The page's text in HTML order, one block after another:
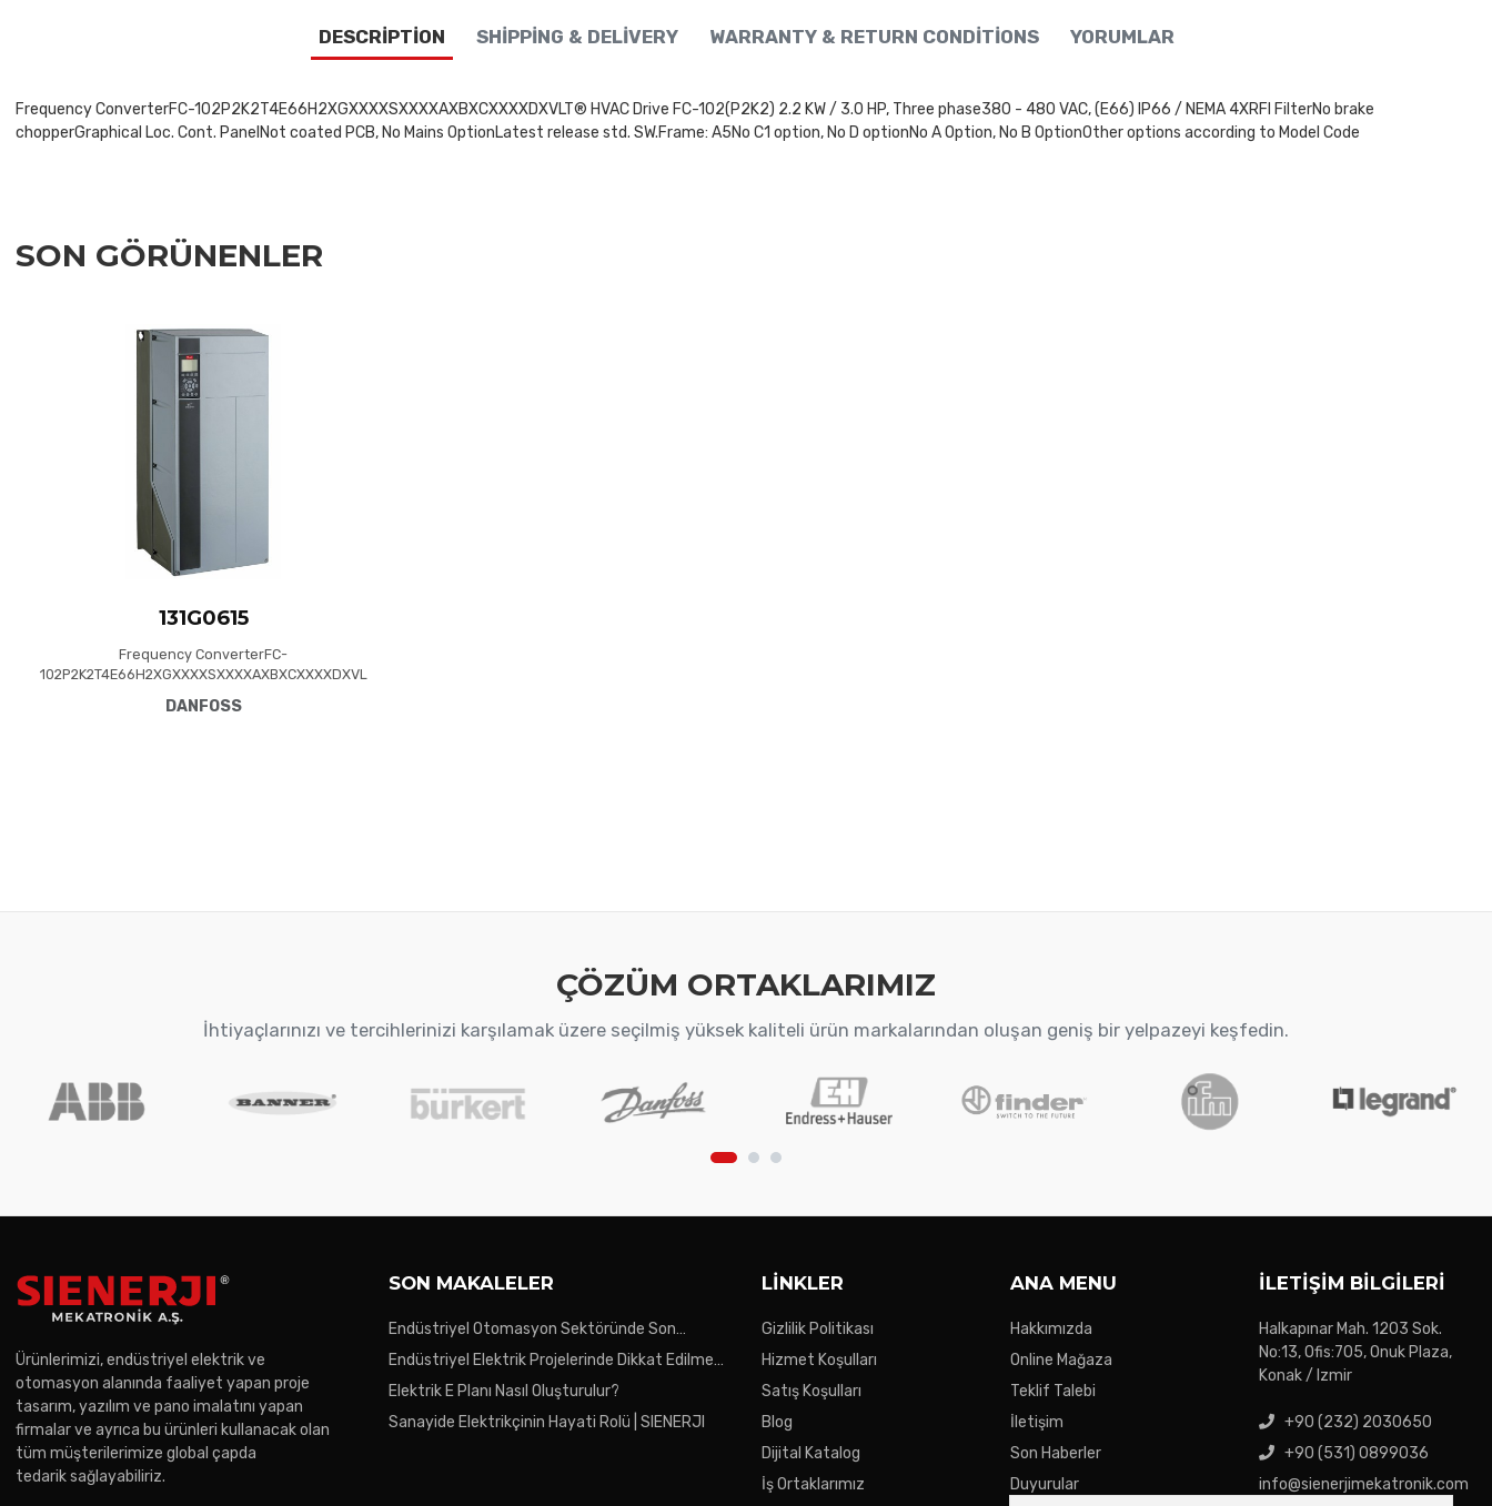
DESCRIPTION SHIPPING & DELIVERY WARRANTY & RETURN CONDITIONS YORUMLAR
Frequency ConverterFC-102P2K2T4E66H2XGXXXXSXXXXAXBXCXXXXDXVLT® HVAC Drive FC-102(P2K2) 2.2 KW / 3.0 HP, Three phase380 - 480 VAC, (E66) IP66 / NEMA 4XRFI FilterNo brake
chopperGraphical Loc. Cont. PanelNot coated PCB, No Mains OptionLatest release std. SW.Frame: A5No C1 option, No D optionNo A Option, No B OptionOther options according to Model Code
SON GÖRÜNENLER
131G0615
Frequency ConverterFC-
102P2K2T4E66H2XGXXXXSXXXXAXBXCXXXXDXVL
Three phase380 - 480 VAC, (E66) IP66 / NEMA
DANFOSS
ÇÖZÜM ORTAKLARIMIZ
İhtiyaçlarınızı ve tercihlerinizi karşılamak üzere seçilmiş yüksek kaliteli ürün markalarından oluşan geniş bir yelpazeyi keşfedin.
Ürünlerimizi, endüstriyel elektrik ve
otomasyon alanında faaliyet yapan proje
tasarım, yazılım ve pano imalatını yapan
firmalar ve ayrıca bu ürünleri kullanacak olan
tüm müşterilerimize global çapda
tedarik sağlayabiliriz.
SON MAKALELER
Endüstriyel Otomasyon Sektöründe Son
Trendler
Endüstriyel Elektrik Projelerinde Dikkat Edilmesi
Gereken Noktalar
Elektrik E Planı Nasıl Oluşturulur?
Sanayide Elektrikçinin Hayati Rolü | SIENERJI
LINKLER
Gizlilik Politikası
Hizmet Koşulları
Satış Koşulları
Blog
Dijital Katalog
İş Ortaklarımız
ANA MENU
Hakkımızda
Online Mağaza
Teklif Talebi
İletişim
Son Haberler
Duyurular
İLETIŞIM BILGILERI
Halkapınar Mah. 1203 Sok.
No:13, Ofis:705, Onuk Plaza,
Konak / Izmir
+90 (232) 2030650
+90 (531) 0899036
info@sienerjimekatronik.com